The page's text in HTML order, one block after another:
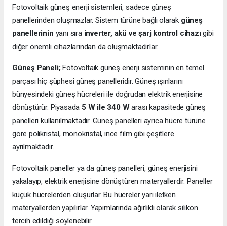
Fotovoltaik güneş enerji sistemleri, sadece güneş
panellerinden oluşmazlar. Sistem türüne bağlı olarak güneş
panellerinin yanı sıra inverter, akü ve şarj kontrol cihazıgibi
diğer önemli cihazlarından da oluşmaktadırlar.
Güneş Paneli;Fotovoltaik güneş enerji sisteminin en temel
parçası hiç şüphesi güneş panelleridir. Güneş ışınlarını
bünyesindeki güneş hücreleri ile doğrudan elektrik enerjisine
dönüştürür. Piyasada 5 W ile 340 Warası kapasitede güneş
panelleri kullanılmaktadır. Güneş panelleri ayrıca hücre türüne
göre polikristal, monokristal, ince film gibi çeşitlere
ayrılmaktadır.
Fotovoltaik paneller ya da güneş panelleri, güneş enerjisini
yakalayıp, elektrik enerjisine dönüştüren materyallerdir. Paneller
küçük hücrelerden oluşurlar. Bu hücreler yarı iletken
materyallerden yapılırlar. Yapımlarında ağırlıklı olarak silikon
tercih edildiği söylenebilir.